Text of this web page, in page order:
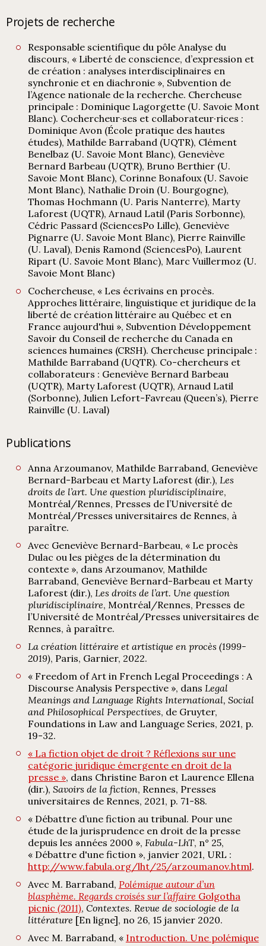
Projets de recherche
Responsable scientifique du pôle Analyse du
discours, « Liberté de conscience, d’expression et
de création : analyses interdisciplinaires en
synchronie et en diachronie », Subvention de
l’Agence nationale de la recherche. Chercheuse
principale : Dominique Lagorgette (U. Savoie Mont
Blanc). Cochercheur·ses et collaborateur·rices :
Dominique Avon (École pratique des hautes
études), Mathilde Barraband (UQTR), Clément
Benelbaz (U. Savoie Mont Blanc), Geneviève
Bernard Barbeau (UQTR), Bruno Berthier (U.
Savoie Mont Blanc), Corinne Bonafoux (U. Savoie
Mont Blanc), Nathalie Droin (U. Bourgogne),
Thomas Hochmann (U. Paris Nanterre), Marty
Laforest (UQTR), Arnaud Latil (Paris Sorbonne),
Cédric Passard (SciencesPo Lille), Geneviève
Pignarre (U. Savoie Mont Blanc), Pierre Rainville
(U. Laval), Denis Ramond (SciencesPo), Laurent
Ripart (U. Savoie Mont Blanc), Marc Vuillermoz (U.
Savoie Mont Blanc)
Cochercheuse, « Les écrivains en procès.
Approches littéraire, linguistique et juridique de la
liberté de création littéraire au Québec et en
France aujourd'hui », Subvention Développement
Savoir du Conseil de recherche du Canada en
sciences humaines (CRSH). Chercheuse principale :
Mathilde Barraband (UQTR). Co-chercheurs et
collaborateurs : Geneviève Bernard Barbeau
(UQTR), Marty Laforest (UQTR), Arnaud Latil
(Sorbonne), Julien Lefort-Favreau (Queen’s), Pierre
Rainville (U. Laval)
Publications
Anna Arzoumanov, Mathilde Barraband, Geneviève
Bernard-Barbeau et Marty Laforest (dir.), Les
droits de l’art. Une question pluridisciplinaire,
Montréal/Rennes, Presses de l’Université de
Montréal/Presses universitaires de Rennes, à
paraître.
Avec Geneviève Bernard-Barbeau, « Le procès
Dulac ou les pièges de la détermination du
contexte », dans Arzoumanov, Mathilde
Barraband, Geneviève Bernard-Barbeau et Marty
Laforest (dir.), Les droits de l’art. Une question
pluridisciplinaire, Montréal/Rennes, Presses de
l’Université de Montréal/Presses universitaires de
Rennes, à paraître.
La création littéraire et artistique en procès (1999-
2019), Paris, Garnier, 2022.
« Freedom of Art in French Legal Proceedings : A
Discourse Analysis Perspective », dans Legal
Meanings and Language Rights International, Social
and Philosophical Perspectives, de Gruyter,
Foundations in Law and Language Series, 2021, p.
19-32.
« La fiction objet de droit ? Réflexions sur une
catégorie juridique émergente en droit de la
presse », dans Christine Baron et Laurence Ellena
(dir.), Savoirs de la fiction, Rennes, Presses
universitaires de Rennes, 2021, p. 71-88.
« Débattre d’une fiction au tribunal. Pour une
étude de la jurisprudence en droit de la presse
depuis les années 2000 », Fabula-LhT, n° 25,
« Débattre d'une fiction », janvier 2021, URL :
http://www.fabula.org/lht/25/arzoumanov.html.
Avec M. Barraband, Polémique autour d’un
blasphème. Regards croisés sur l’affaire Golgotha
picnic (2011), Contextes. Revue de sociologie de la
littérature [En ligne], no 26, 15 janvier 2020.
Avec M. Barraband, « Introduction. Une polémique